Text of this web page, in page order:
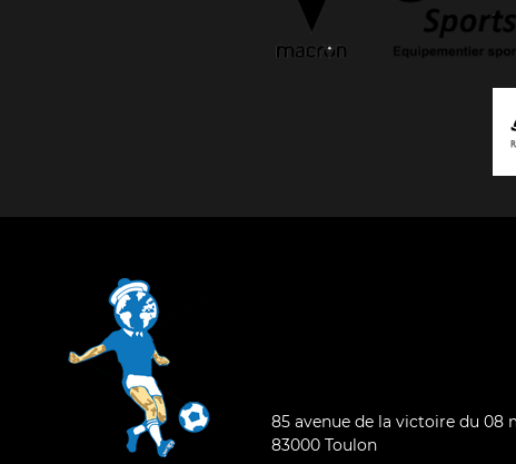
85 avenue de la victoire du 08
83000 Toulon